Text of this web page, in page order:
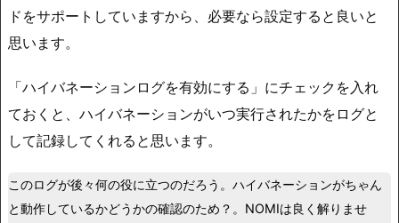
ドをサポートしていますから、必要なら設定すると良いと
思います。
「ハイバネーションログを有効にする」にチェックを入れ
ておくと、ハイバネーションがいつ実行されたかをログと
して記録してくれると思います。
このログが後々何の役に立つのだろう。ハイバネーションがちゃん
と動作しているかどうかの確認のため？。NOMIは良く解りませ